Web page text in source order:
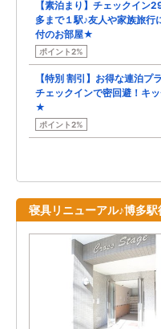
【素泊まり】チェックイン
多まで１駅♪友人や家族旅行
付のお部屋★
ポイント2%
【特別 割引】お得な連泊プ
チェックインで密回避！キ
★
ポイント2%
寝具リニューアル♪博多